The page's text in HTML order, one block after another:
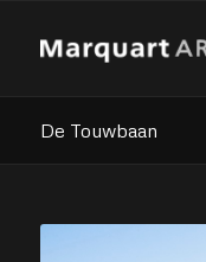
De Touwbaan